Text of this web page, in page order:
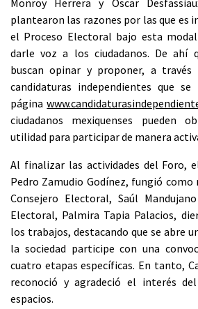
Monroy Herrera y Óscar
plantearon las razones por las que es
el Proceso Electoral bajo esta
darle voz a los ciudadanos. De ahí
buscan opinar y proponer, a
candidaturas independientes que
página
ciudadanos mexiquenses pueden
utilidad para participar de manera
Al finalizar las actividades del Foro,
Pedro Zamudio Godínez, fungió
Consejero Electoral, Saúl
Electoral, Palmira Tapia Palacios,
los trabajos, destacando que se abre
la sociedad participe con una
cuatro etapas específicas. En tanto,
reconoció y agradeció el interés
espacios.